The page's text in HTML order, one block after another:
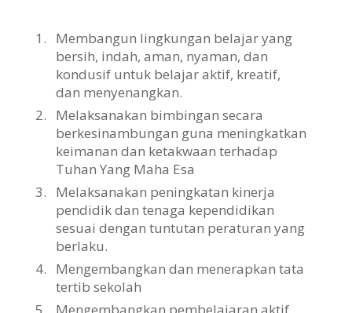
1.
Membangun lingkungan belajar yang
bersih, indah, aman, nyaman, dan
kondusif untuk belajar aktif, kreatif,
dan menyenangkan.
2.
Melaksanakan bimbingan secara
berkesinambungan guna meningkatkan
keimanan dan ketakwaan terhadap
Tuhan Yang Maha Esa
3.
Melaksanakan peningkatan kinerja
pendidik dan tenaga kependidikan
sesuai dengan tuntutan peraturan yang
berlaku.
4.
Mengembangkan dan menerapkan tata
tertib sekolah